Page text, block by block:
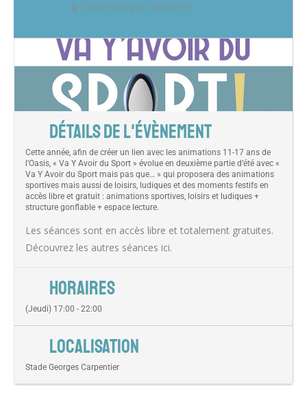
Stade Georges Carpentier
DÉTAILS DE L'ÉVÈNEMENT
Cette année, afin de créer un lien avec les animations 11-17 ans de
l’Oasis, « Va Y Avoir du Sport » évolue en deuxième partie d’été avec «
Va Y Avoir du Sport mais pas que… » qui proposera des animations
sportives mais aussi de loisirs, ludiques et des moments festifs en
accès libre et gratuit : animations sportives, loisirs et ludiques +
structure gonflable + espace lecture.
Les séances sont en accès libre et totalement gratuites.
Découvrez les autres séances ici.
HORAIRES
(Jeudi) 17:00 - 22:00
LOCALISATION
Stade Georges Carpentier